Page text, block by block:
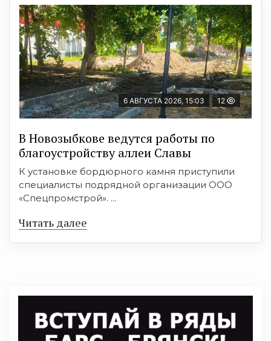
6 АВГУСТА 2026, 15:03 12
В Новозыбкове ведутся работы по
благоустройству аллеи Славы
К установке бордюрного камня приступили
специалисты подрядной организации ООО
«Спецпромстрой». ...
Читать далее